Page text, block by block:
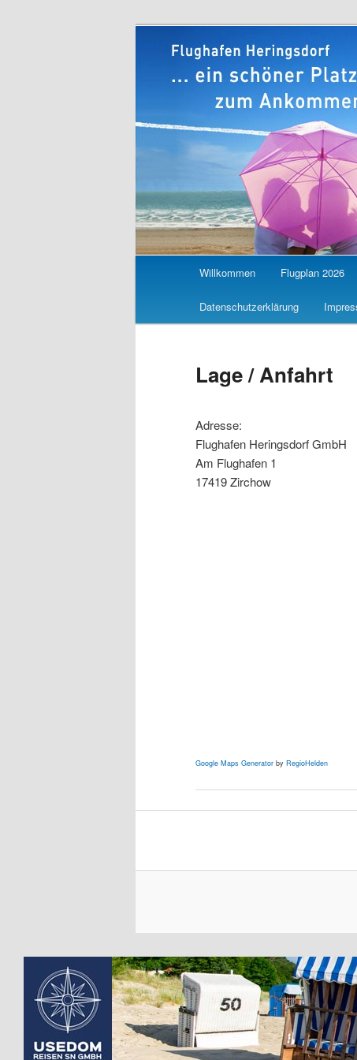
Skip
to
content
Skip
to
content
Willkommen Flugplan 2026
Datenschutzerklärung
Lage / Anfahrt
Adresse:
Flughafen Heringsdorf GmbH
Am Flughafen 1
17419 Zirchow
Google Maps Generator by RegioHelden